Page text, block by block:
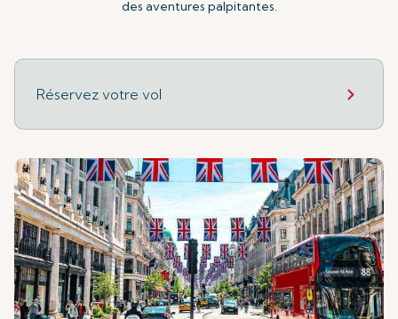
des aventures palpitantes.
Réservez votre vol